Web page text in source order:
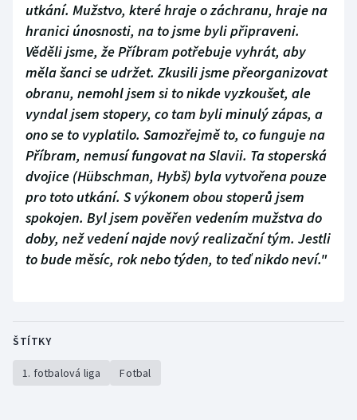
utkání. Mužstvo, které hraje o záchranu, hraje na
hranici únosnosti, na to jsme byli připraveni.
Věděli jsme, že Příbram potřebuje vyhrát, aby
měla šanci se udržet. Zkusili jsme přeorganizovat
obranu, nemohl jsem si to nikde vyzkoušet, ale
vyndal jsem stopery, co tam byli minulý zápas, a
ono se to vyplatilo. Samozřejmě to, co funguje na
Příbram, nemusí fungovat na Slavii. Ta stoperská
dvojice (Hübschman, Hybš) byla vytvořena pouze
pro toto utkání. S výkonem obou stoperů jsem
spokojen. Byl jsem pověřen vedením mužstva do
doby, než vedení najde nový realizační tým. Jestli
to bude měsíc, rok nebo týden, to teď nikdo neví."
ŠTÍTKY
1. fotbalová liga Fotbal